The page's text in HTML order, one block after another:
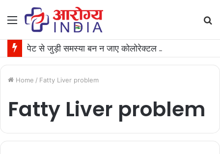
Menu
Home / Fatty Liver problem
Fatty Liver problem